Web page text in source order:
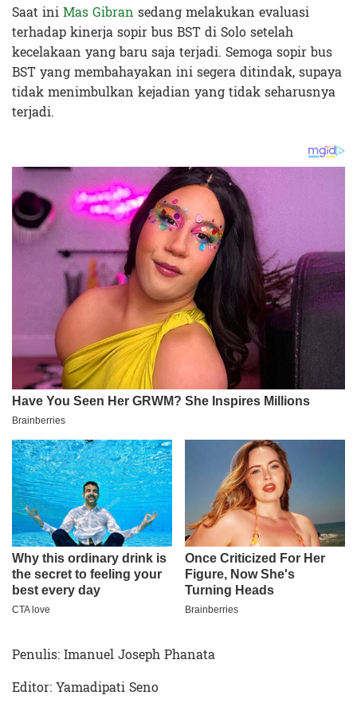
Saat iniMas Gibran sedang melakukan evaluasi
terhadap kinerja sopir bus BST di Solo setelah
kecelakaan yang baru saja terjadi. Semoga sopir bus
BST yang membahayakan ini segera ditindak, supaya
tidak menimbulkan kejadian yang tidak seharusnya
terjadi.
Penulis: Imanuel Joseph Phanata
Editor: Yamadipati Seno